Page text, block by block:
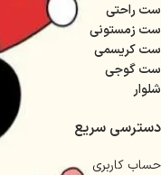
ست راحتی
ست زمستونی
ست کریسمی
ست گوجی
شلوار
دسترسی سریع
حساب کاربری